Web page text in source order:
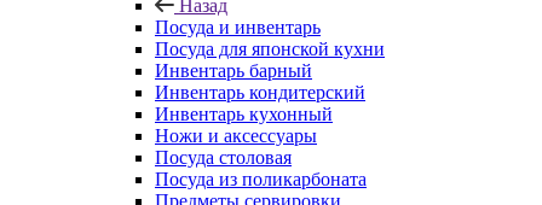
Назад
Посуда и инвентарь
Посуда для японской кухни
Инвентарь барный
Инвентарь кондитерский
Инвентарь кухонный
Ножи и аксессуары
Посуда столовая
Посуда из поликарбоната
Предметы сервировки